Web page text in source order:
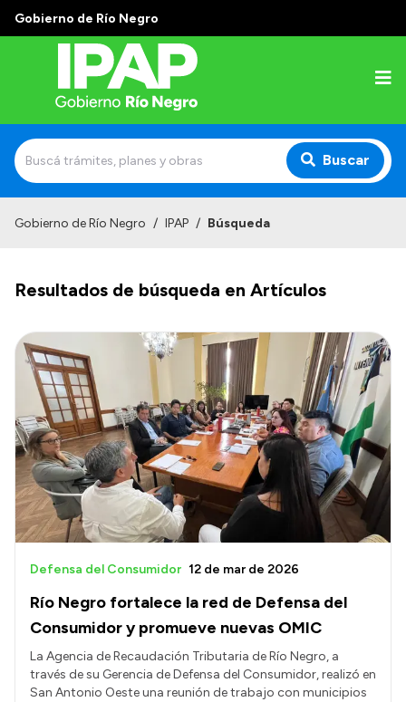
Gobierno de Río Negro
Buscar
El IPAP
Autoridades
Alumnos
Docentes y Capacitadores
Delegaciones
Normativa
Accesos directos
SIU GUARANÍ
TECNICATURAS
CAPACITACIONES
Gobierno de Río Negro / IPAP / Búsqueda
Resultados de búsqueda en Artículos
Río Negro fortalece la red de Defensa del
Consumidor y promueve nuevas OMIC
Defensa del Consumidor 12 de mar de 2026
La Agencia de Recaudación Tributaria de Río Negro, a
través de su Gerencia de Defensa del Consumidor, realizó en
San Antonio Oeste una reunión de trabajo con municipios